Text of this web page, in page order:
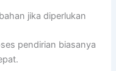
jika diperlukan
pendirian biasanya